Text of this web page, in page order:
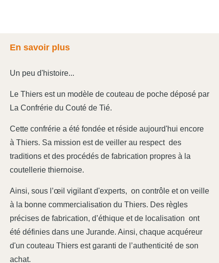
En savoir plus
Un peu d'histoire...
Le Thiers est un modèle de couteau de poche déposé par
La Confrérie du Couté de Tié.
Cette confrérie a été fondée et réside aujourd'hui encore
à Thiers. Sa mission est de veiller au respect des
traditions et des procédés de fabrication propres à la
coutellerie thiernoise.
Ainsi, sous l’œil vigilant d'experts, on contrôle et on veille
à la bonne commercialisation du Thiers. Des règles
précises de fabrication, d’éthique et de localisation ont
été définies dans une Jurande. Ainsi, chaque acquéreur
d'un couteau Thiers est garanti de l’authenticité de son
achat.